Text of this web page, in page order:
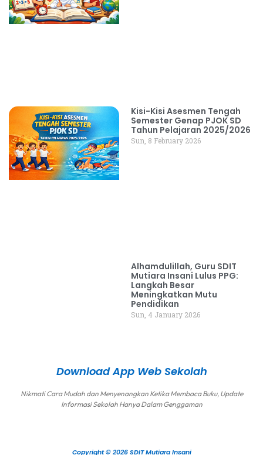
Kisi-Kisi Asesmen Tengah
Semester Genap PJOK SD
Tahun Pelajaran 2025/2026
Sun, 8 February 2026
Alhamdulillah, Guru SDIT
Mutiara Insani Lulus PPG:
Langkah Besar
Meningkatkan Mutu
Pendidikan
Sun, 4 January 2026
Download App Web Sekolah
Nikmati Cara Mudah dan Menyenangkan Ketika Membaca Buku, Update
Informasi Sekolah Hanya Dalam Genggaman
Copyright © 2026 SDIT Mutiara Insani